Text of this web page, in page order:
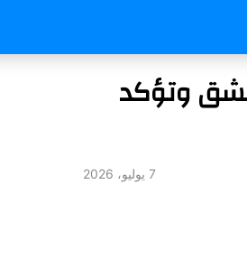
وتؤكد
7 يوليو، 2026